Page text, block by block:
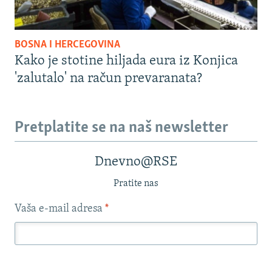
BOSNA I HERCEGOVINA
Kako je stotine hiljada eura iz Konjica
'zalutalo' na račun prevaranata?
Pretplatite se na naš newsletter
Dnevno@RSE
Pratite nas
Vaša e-mail adresa *